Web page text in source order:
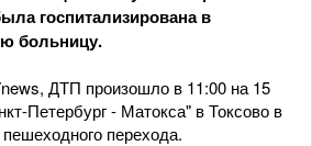
госпитализирована в
больницу.
ДТП произошло в 11:00 на 15
Петербург - Матокса" в Токсово в
перехода.